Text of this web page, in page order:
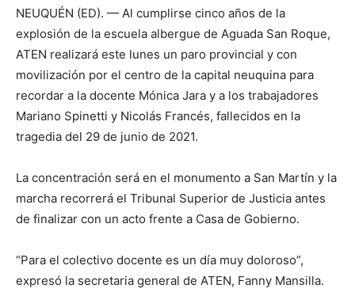
NEUQUÉN (ED). — Al cumplirse cinco años de la
explosión de la escuela albergue de Aguada San Roque,
ATEN realizará este lunes un paro provincial y con
movilización por el centro de la capital neuquina para
recordar a la docente Mónica Jara y a los trabajadores
Mariano Spinetti y Nicolás Francés, fallecidos en la
tragedia del 29 de junio de 2021.
La concentración será en el monumento a San Martín y la
marcha recorrerá el Tribunal Superior de Justicia antes
de finalizar con un acto frente a Casa de Gobierno.
“Para el colectivo docente es un día muy doloroso”,
expresó la secretaria general de ATEN, Fanny Mansilla.